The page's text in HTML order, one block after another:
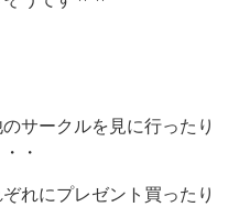
サークルを見に行ったり
・
れにプレゼント買ったり